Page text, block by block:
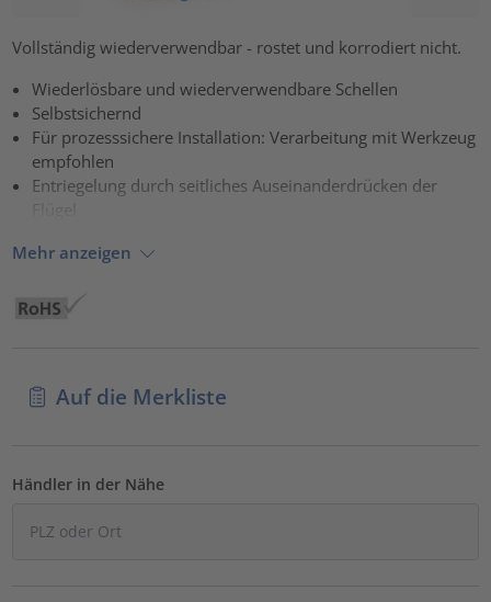
Vollständig wiederverwendbar - rostet und korrodiert nicht.
Wiederlösbare und wiederverwendbare Schellen
Selbstsichernd
Für prozesssichere Installation: Verarbeitung mit Werkzeug
empfohlen
Entriegelung durch seitliches Auseinanderdrücken der
Mehr anzeigen
Auf die Merkliste
Händler in der Nähe